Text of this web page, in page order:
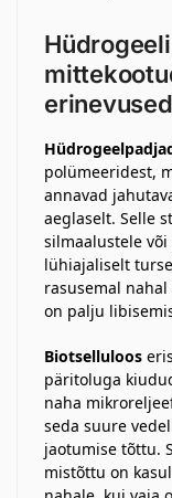
erinevused
polümeeridest,
annavad
aeglaselt. Selle
silmaalustele
lühiajaliselt
rasusemal
on palju
Biotselluloos
päritoluga
naha
seda suure
jaotumise tõttu.
mistõttu on